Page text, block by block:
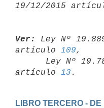
19/12/2015
Ver:
Ley Nº
artículo 109,
artículo 13
LIBRO TERCERO -